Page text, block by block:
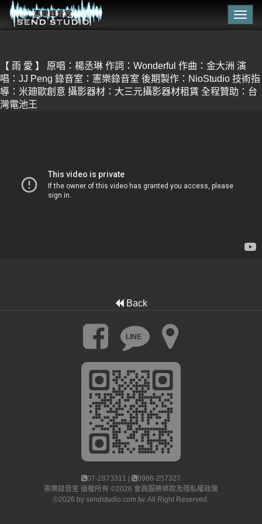
【 雨 愛 】 原唱：楊丞琳 作詞：Wonderful 作曲：金大洲 演
唱：JJ Peng 錄音室：憲樂錄音室 後期製作：NioStudio 技術指
導：米廸歐創意 攝影器材：大三元攝影器材租賃 全程贊助：台
灣電池王
Back
LINE
07-2873311 |
0986-257327
憲樂錄音室 版權所有 ©2026 會員服務條款及隱私權政策
©2026 by sendstudio.com.tw. All Right Reserved.